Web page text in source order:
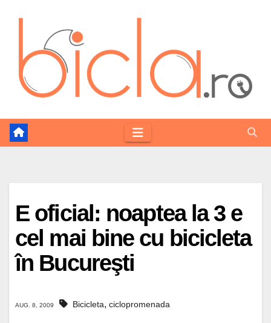
E oficial: noaptea la 3 e
cel mai bine cu bicicleta
în Bucureşti
AUG. 8, 2009 Bicicleta, ciclopromenada